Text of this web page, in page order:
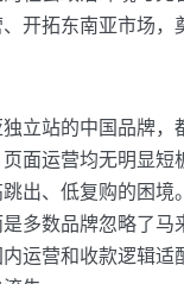
开拓东南亚市场，
立站的中国品牌，
面运营均无明显短
出、低复购的困境
多数品牌忽略了马
运营和收款逻辑适